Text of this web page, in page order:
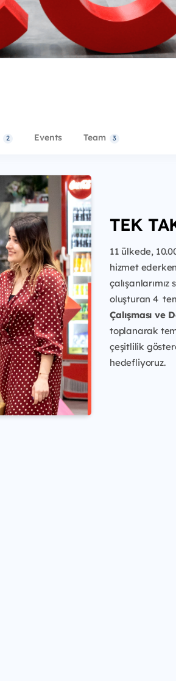
2 Events Team 3
TEK
11 ülkede,
hizmet
oluşturan 4
Çalışması ve
toplanarak
çeşitlilik
hedefliyoruz.